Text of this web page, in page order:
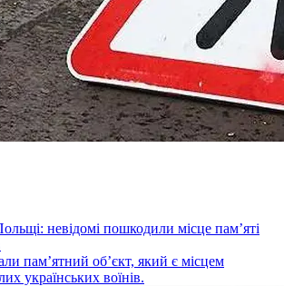
невідомі пошкодили місце пам’яті
пам’ятний об’єкт, який є місцем
українських воїнів.